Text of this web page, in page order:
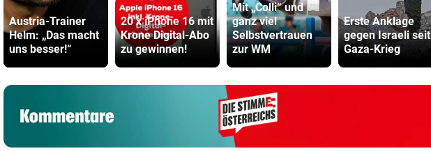
Austria-Trainer
Helm: „Das macht
uns besser!“
20 x iPhone 16 mit
Krone Digital-Abo
zu gewinnen!
Mit „Colli“ und
ganz viel
Selbstvertrauen
zur WM
Erste Anklage
gegen Israeli seit
Gaza-Krieg